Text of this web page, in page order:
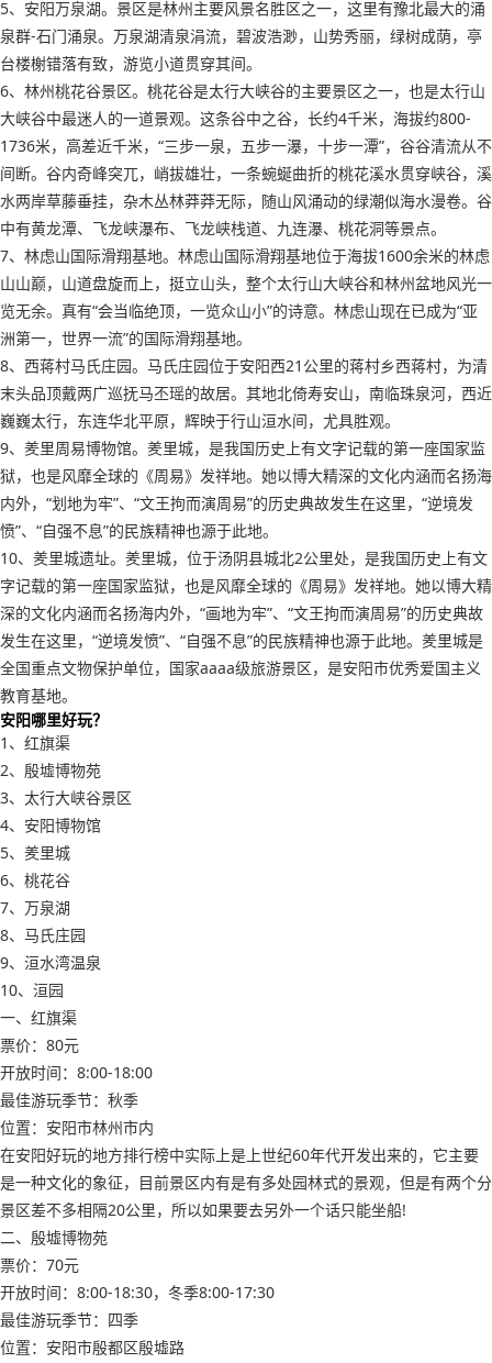
5、安阳万泉湖。景区是林州主要风景名胜区之一，这里有豫北最大的涌
泉群-石门涌泉。万泉湖清泉涓流，碧波浩渺，山势秀丽，绿树成荫，亭
台楼榭错落有致，游览小道贯穿其间。
6、林州桃花谷景区。桃花谷是太行大峡谷的主要景区之一，也是太行山
大峡谷中最迷人的一道景观。这条谷中之谷，长约4千米，海拔约800-
1736米，高差近千米，“三步一泉，五步一瀑，十步一潭”，谷谷清流从不
间断。谷内奇峰突兀，峭拔雄壮，一条蜿蜒曲折的桃花溪水贯穿峡谷，溪
水两岸草藤垂挂，杂木丛林莽莽无际，随山风涌动的绿潮似海水漫卷。谷
中有黄龙潭、飞龙峡瀑布、飞龙峡栈道、九连瀑、桃花洞等景点。
7、林虑山国际滑翔基地。林虑山国际滑翔基地位于海拔1600余米的林虑
山山巅，山道盘旋而上，挺立山头，整个太行山大峡谷和林州盆地风光一
览无余。真有“会当临绝顶，一览众山小”的诗意。林虑山现在已成为“亚
洲第一，世界一流”的国际滑翔基地。
8、西蒋村马氏庄园。马氏庄园位于安阳西21公里的蒋村乡西蒋村，为清
末头品顶戴两广巡抚马丕瑶的故居。其地北倚寿安山，南临珠泉河，西近
巍巍太行，东连华北平原，辉映于行山洹水间，尤具胜观。
9、羑里周易博物馆。羑里城，是我国历史上有文字记载的第一座国家监
狱，也是风靡全球的《周易》发祥地。她以博大精深的文化内涵而名扬海
内外，“划地为牢”、“文王拘而演周易”的历史典故发生在这里，“逆境发
愤”、“自强不息”的民族精神也源于此地。
10、羑里城遗址。羑里城，位于汤阴县城北2公里处，是我国历史上有文
字记载的第一座国家监狱，也是风靡全球的《周易》发祥地。她以博大精
深的文化内涵而名扬海内外，“画地为牢”、“文王拘而演周易”的历史典故
发生在这里，“逆境发愤”、“自强不息”的民族精神也源于此地。羑里城是
全国重点文物保护单位，国家aaaa级旅游景区，是安阳市优秀爱国主义
教育基地。
安阳哪里好玩？
1、红旗渠
2、殷墟博物苑
3、太行大峡谷景区
4、安阳博物馆
5、羑里城
6、桃花谷
7、万泉湖
8、马氏庄园
9、洹水湾温泉
10、洹园
一、红旗渠
票价：80元
开放时间：8:00-18:00
最佳游玩季节：秋季
位置：安阳市林州市内
在安阳好玩的地方排行榜中实际上是上世纪60年代开发出来的，它主要
是一种文化的象征，目前景区内有是有多处园林式的景观，但是有两个分
景区差不多相隔20公里，所以如果要去另外一个话只能坐船!
二、殷墟博物苑
票价：70元
开放时间：8:00-18:30，冬季8:00-17:30
最佳游玩季节：四季
位置：安阳市殷都区殷墟路